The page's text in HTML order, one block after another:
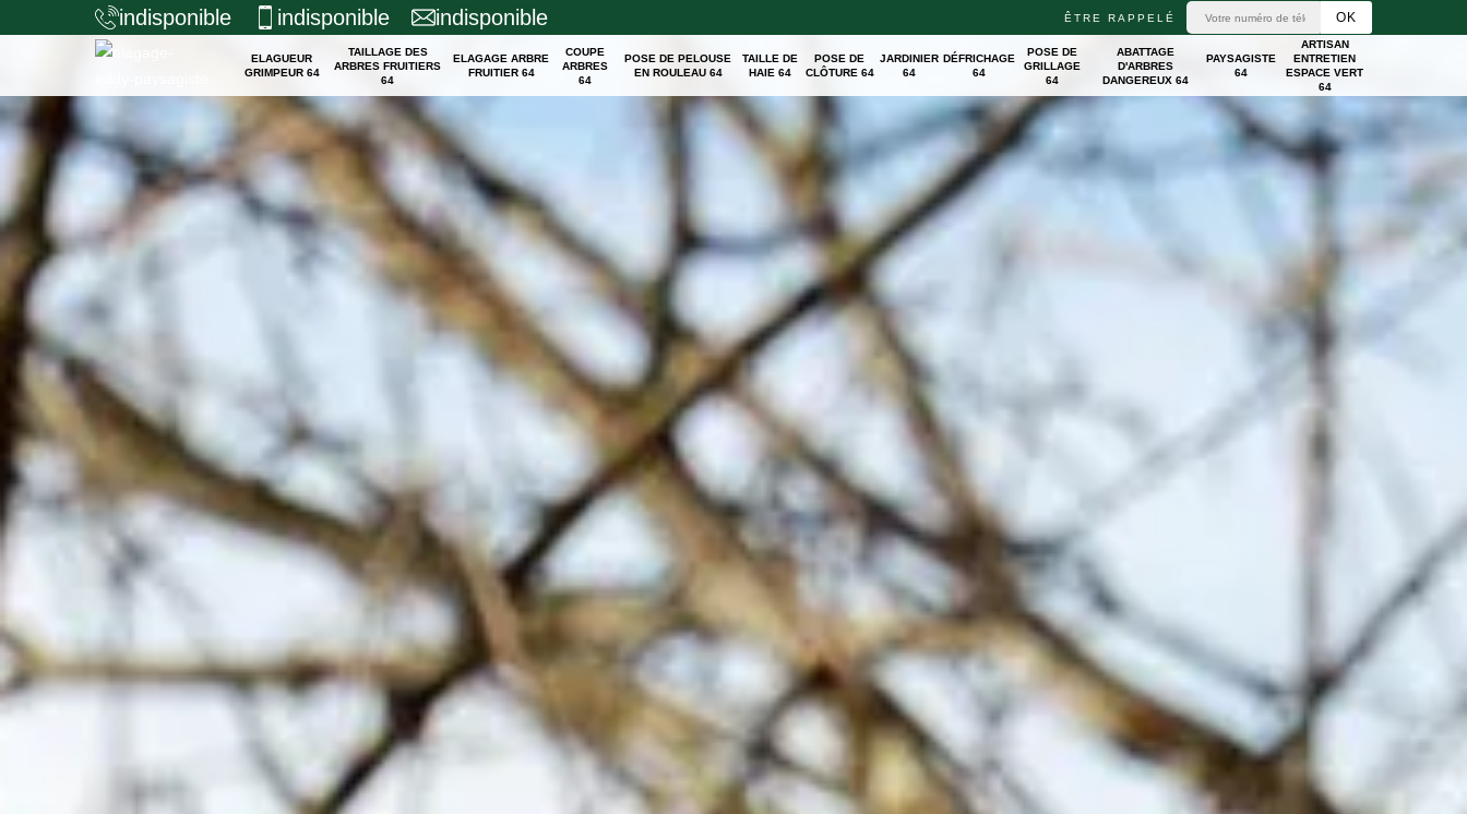
indisponible indisponible indisponible ÊTRE RAPPELÉ
ELAGUEUR
GRIMPEUR 64
TAILLAGE DES
ARBRES FRUITIERS
64
ELAGAGE ARBRE
FRUITIER 64
COUPE
ARBRES
64
POSE DE PELOUSE
EN ROULEAU 64
TAILLE DE
HAIE 64
POSE DE
CLÔTURE 64
JARDINIER
64
DÉFRICHAGE
64
POSE DE
GRILLAGE
64
ABATTAGE
D'ARBRES
DANGEREUX 64
PAYSAGISTE
64
ARTISAN
ENTRETIEN
ESPACE VERT
64